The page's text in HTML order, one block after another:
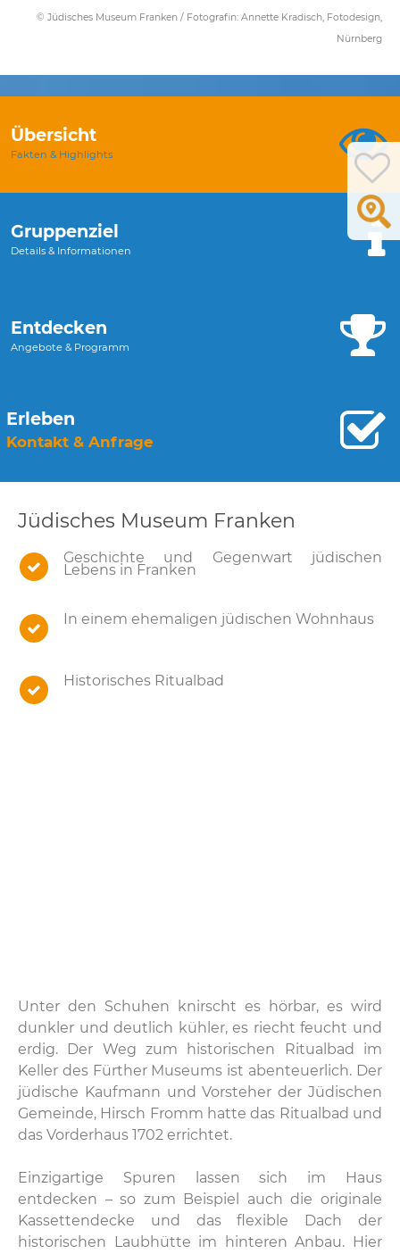
© Jüdisches Museum Franken / Fotografin: Annette Kradisch, Fotodesign,
Nürnberg
Übersicht
Fakten & Highlights
Gruppenziel
Details & Informationen
Entdecken
Angebote & Programm
Erleben
Kontakt & Anfrage
Jüdisches Museum Franken
Geschichte und Gegenwart jüdischen
Lebens in Franken
In einem ehemaligen jüdischen Wohnhaus
Historisches Ritualbad
Unter den Schuhen knirscht es hörbar, es wird
dunkler und deutlich kühler, es riecht feucht und
erdig. Der Weg zum historischen Ritualbad im
Keller des Fürther Museums ist abenteuerlich. Der
jüdische Kaufmann und Vorsteher der Jüdischen
Gemeinde, Hirsch Fromm hatte das Ritualbad und
das Vorderhaus 1702 errichtet.
Einzigartige Spuren lassen sich im Haus
entdecken – so zum Beispiel auch die originale
Kassettendecke und das flexible Dach der
historischen Laubhütte im hinteren Anbau. Hier